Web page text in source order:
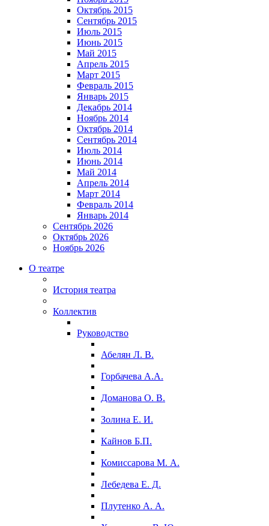
Октябрь 2015
Сентябрь 2015
Июль 2015
Июнь 2015
Май 2015
Апрель 2015
Март 2015
Февраль 2015
Январь 2015
Декабрь 2014
Ноябрь 2014
Октябрь 2014
Сентябрь 2014
Июль 2014
Июнь 2014
Май 2014
Апрель 2014
Март 2014
Февраль 2014
Январь 2014
Сентябрь 2026
Октябрь 2026
Ноябрь 2026
О театре
История театра
Коллектив
Руководство
Абелян Л. В.
Горбачева А.А.
Доманова О. В.
Золина Е. И.
Кайнов Б.П.
Комиссарова М. А.
Лебедева Е. Д.
Плутенко А. А.